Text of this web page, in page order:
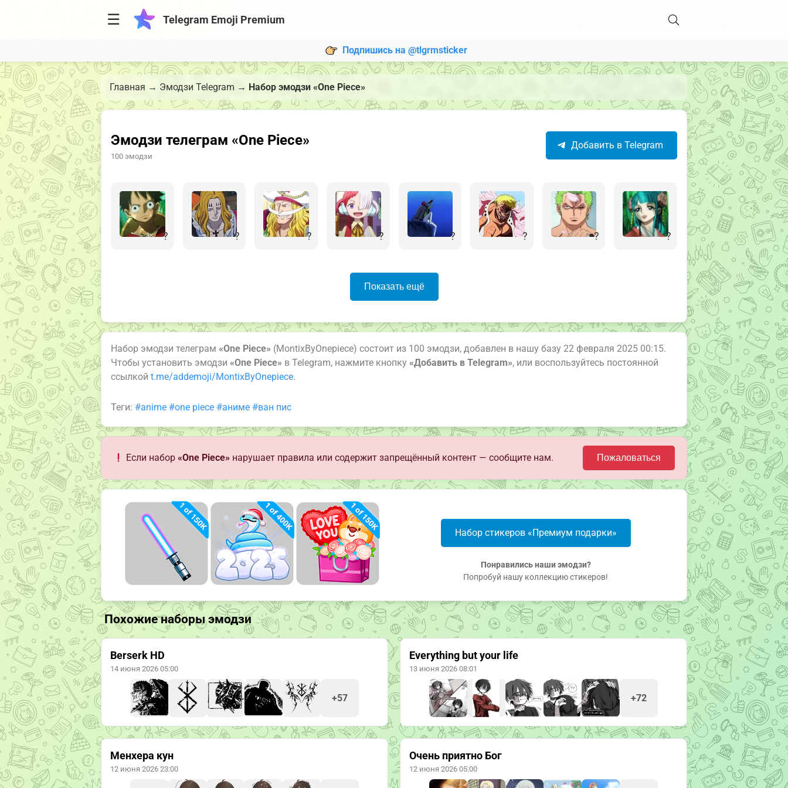
☰ Telegram Emoji Premium
Подпишись на @tlgrmsticker
Главная → Эмодзи Telegram → Набор эмодзи «One Piece»
Эмодзи телеграм «One Piece»
100 эмодзи
Добавить в Telegram
? ? ? ? ? ? ? ?
Показать ещё
Набор эмодзи телеграм «One Piece» (MontixByOnepiece) состоит из 100 эмодзи, добавлен в нашу базу 22 февраля 2025 00:15.
Чтобы установить эмодзи «One Piece» в Telegram, нажмите кнопку «Добавить в Telegram», или воспользуйтесь постоянной
ссылкой t.me/addemoji/MontixByOnepiece.
Теги: #anime #one piece #аниме #ван пис
Если набор«One Piece» нарушает правила или содержит запрещённый контент — сообщите нам. Пожаловаться
Набор стикеров «Премиум подарки»
Понравились наши эмодзи?
Попробуй нашу коллекцию стикеров!
Похожие наборы эмодзи
Berserk HD
14 июня 2026 05:00
+57
Everything but your lifе
13 июня 2026 08:01
+72
Менхера кун
12 июня 2026 23:00
Очень приятно Бог
12 июня 2026 05:00